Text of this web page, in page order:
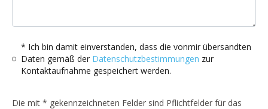
* Ich bin damit einverstanden, dass die vonmir übersandten
Daten gemäß der Datenschutzbestimmungen zur
Kontaktaufnahme gespeichert werden.
Die mit * gekennzeichneten Felder sind Pflichtfelder für das